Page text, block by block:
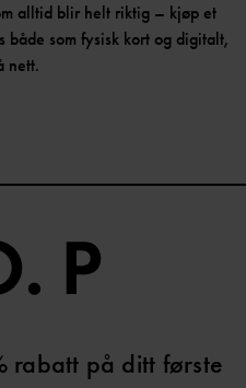
alltid blir helt riktig – kjøp et
både som fysisk kort og digitalt,
nett.
rabatt på ditt første